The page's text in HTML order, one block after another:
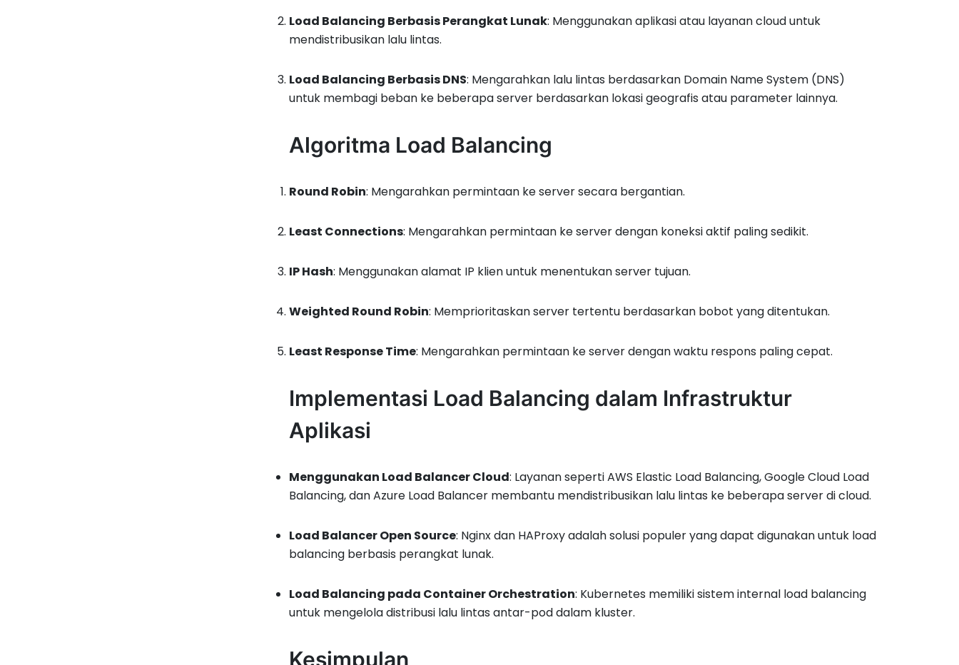
Load Balancing Berbasis Perangkat Lunak: Menggunakan aplikasi atau layanan cloud untuk
mendistribusikan lalu lintas.
Load Balancing Berbasis DNS: Mengarahkan lalu lintas berdasarkan Domain Name System (DNS)
untuk membagi beban ke beberapa server berdasarkan lokasi geografis atau parameter lainnya.
Algoritma Load Balancing
Round Robin: Mengarahkan permintaan ke server secara bergantian.
Least Connections: Mengarahkan permintaan ke server dengan koneksi aktif paling sedikit.
IP Hash: Menggunakan alamat IP klien untuk menentukan server tujuan.
Weighted Round Robin: Memprioritaskan server tertentu berdasarkan bobot yang ditentukan.
Least Response Time: Mengarahkan permintaan ke server dengan waktu respons paling cepat.
Implementasi Load Balancing dalam Infrastruktur
Aplikasi
Menggunakan Load Balancer Cloud: Layanan seperti AWS Elastic Load Balancing, Google Cloud Load
Balancing, dan Azure Load Balancer membantu mendistribusikan lalu lintas ke beberapa server di cloud.
Load Balancer Open Source: Nginx dan HAProxy adalah solusi populer yang dapat digunakan untuk load
balancing berbasis perangkat lunak.
Load Balancing pada Container Orchestration: Kubernetes memiliki sistem internal load balancing
untuk mengelola distribusi lalu lintas antar-pod dalam kluster.
Kesimpulan